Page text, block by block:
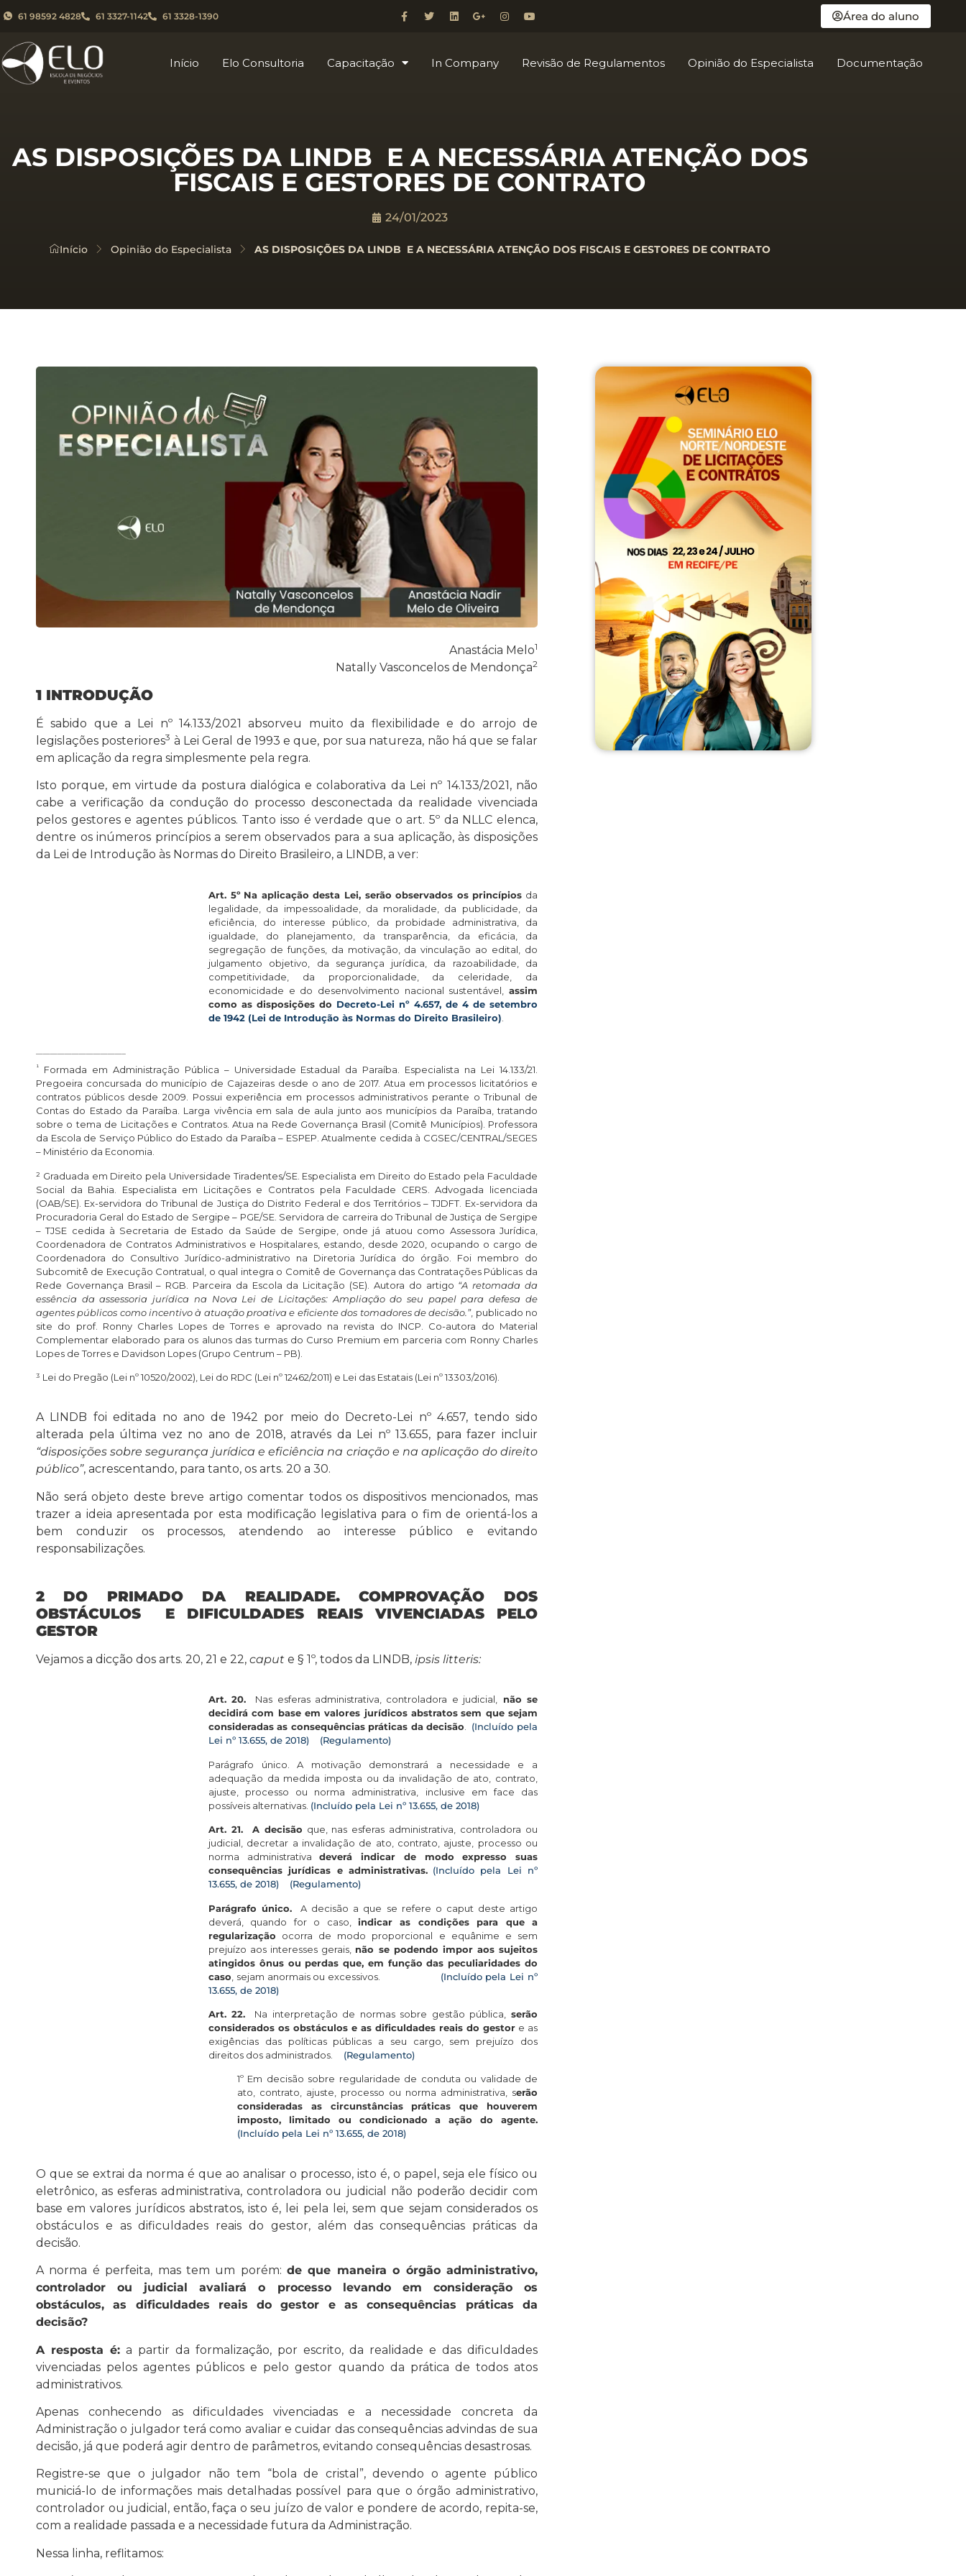
61 98592 4828 61 3327-1142 61 3328-1390 Área do aluno
Início Elo Consultoria Capacitação In Company Revisão de Regulamentos Opinião do Especialista Documentação
AS DISPOSIÇÕES DA LINDB E A NECESSÁRIA ATENÇÃO DOS
FISCAIS E GESTORES DE CONTRATO
24/01/2023
Início Opinião do Especialista AS DISPOSIÇÕES DA LINDB E A NECESSÁRIA ATENÇÃO DOS FISCAIS E GESTORES DE CONTRATO
Anastácia Melo1
Natally Vasconcelos de Mendonça2
1 INTRODUÇÃO
É sabido que a Lei nº 14.133/2021 absorveu muito da flexibilidade e do arrojo de
legislações posteriores3 à Lei Geral de 1993 e que, por sua natureza, não há que se falar
em aplicação da regra simplesmente pela regra.
Isto porque, em virtude da postura dialógica e colaborativa da Lei nº 14.133/2021, não
cabe a verificação da condução do processo desconectada da realidade vivenciada
pelos gestores e agentes públicos. Tanto isso é verdade que o art. 5º da NLLC elenca,
dentre os inúmeros princípios a serem observados para a sua aplicação, às disposições
da Lei de Introdução às Normas do Direito Brasileiro, a LINDB, a ver:
Art. 5º Na aplicação desta Lei, serão observados os princípios da
legalidade, da impessoalidade, da moralidade, da publicidade, da
eficiência, do interesse público, da probidade administrativa, da
igualdade, do planejamento, da transparência, da eficácia, da
segregação de funções, da motivação, da vinculação ao edital, do
julgamento objetivo, da segurança jurídica, da razoabilidade, da
competitividade, da proporcionalidade, da celeridade, da
economicidade e do desenvolvimento nacional sustentável, assim
como as disposições do Decreto-Lei nº 4.657, de 4 de setembro
de 1942 (Lei de Introdução às Normas do Direito Brasileiro)
————————————–
¹ Formada em Administração Pública – Universidade Estadual da Paraíba. Especialista na Lei 14.133/21.
Pregoeira concursada do município de Cajazeiras desde o ano de 2017. Atua em processos licitatórios e
contratos públicos desde 2009. Possui experiência em processos administrativos perante o Tribunal de
Contas do Estado da Paraíba. Larga vivência em sala de aula junto aos municípios da Paraíba, tratando
sobre o tema de Licitações e Contratos. Atua na Rede Governança Brasil (Comitê Municípios). Professora
da Escola de Serviço Público do Estado da Paraíba – ESPEP. Atualmente cedida à CGSEC/CENTRAL/SEGES
– Ministério da Economia.
² Graduada em Direito pela Universidade Tiradentes/SE. Especialista em Direito do Estado pela Faculdade
Social da Bahia. Especialista em Licitações e Contratos pela Faculdade CERS. Advogada licenciada
(OAB/SE). Ex-servidora do Tribunal de Justiça do Distrito Federal e dos Territórios – TJDFT. Ex-servidora da
Procuradoria Geral do Estado de Sergipe – PGE/SE. Servidora de carreira do Tribunal de Justiça de Sergipe
– TJSE cedida à Secretaria de Estado da Saúde de Sergipe, onde já atuou como Assessora Jurídica,
Coordenadora de Contratos Administrativos e Hospitalares, estando, desde 2020, ocupando o cargo de
Coordenadora do Consultivo Jurídico-administrativo na Diretoria Jurídica do órgão. Foi membro do
Subcomitê de Execução Contratual, o qual integra o Comitê de Governança das Contratações Públicas da
Rede Governança Brasil – RGB. Parceira da Escola da Licitação (SE). Autora do artigo “A retomada da
essência da assessoria jurídica na Nova Lei de Licitações: Ampliação do seu papel para defesa de
agentes públicos como incentivo à atuação proativa e eficiente dos tomadores de decisão.”, publicado no
site do prof. Ronny Charles Lopes de Torres e aprovado na revista do INCP. Co-autora do Material
Complementar elaborado para os alunos das turmas do Curso Premium em parceria com Ronny Charles
Lopes de Torres e Davidson Lopes (Grupo Centrum – PB).
³ Lei do Pregão (Lei nº 10520/2002), Lei do RDC (Lei nº 12462/2011) e Lei das Estatais (Lei nº 13303/2016).
A LINDB foi editada no ano de 1942 por meio do Decreto-Lei nº 4.657, tendo sido
alterada pela última vez no ano de 2018, através da Lei nº 13.655, para fazer incluir
“disposições sobre segurança jurídica e eficiência na criação e na aplicação do direito
público”, acrescentando, para tanto, os arts. 20 a 30.
Não será objeto deste breve artigo comentar todos os dispositivos mencionados, mas
trazer a ideia apresentada por esta modificação legislativa para o fim de orientá-los a
bem conduzir os processos, atendendo ao interesse público e evitando
responsabilizações.
2 DO PRIMADO DA REALIDADE. COMPROVAÇÃO DOS
OBSTÁCULOS E DIFICULDADES REAIS VIVENCIADAS PELO
GESTOR
Vejamos a dicção dos arts. 20, 21 e 22, caput e § 1º, todos da LINDB, ipsis litteris:
Art. 20. Nas esferas administrativa, controladora e judicial, não se
decidirá com base em valores jurídicos abstratos sem que sejam
consideradas as consequências práticas da decisão. (Incluído pela
Lei nº 13.655, de 2018)
(Regulamento)
Parágrafo único. A motivação demonstrará a necessidade e a
adequação da medida imposta ou da invalidação de ato, contrato,
ajuste, processo ou norma administrativa, inclusive em face das
possíveis alternativas. (Incluído pela Lei nº 13.655, de 2018)
Art. 21. A decisão que, nas esferas administrativa, controladora ou
judicial, decretar a invalidação de ato, contrato, ajuste, processo ou
norma administrativadeverá indicar de modo expresso suas
consequências jurídicas e administrativas. (Incluído pela Lei nº
13.655, de 2018)
(Regulamento)
Parágrafo único. A decisão a que se refere o caput deste artigo
deverá, quando for o caso, indicar as condições para que a
regularização ocorra de modo proporcional e equânime e sem
prejuízo aos interesses gerais, não se podendo impor aos sujeitos
atingidos ônus ou perdas que, em função das peculiaridades do
caso , sejam anormais ou excessivos. (Incluído pela Lei nº
13.655, de 2018)
Art. 22. Na interpretação de normas sobre gestão pública, serão
considerados os obstáculos e as dificuldades reais do gestore as
exigências das políticas públicas a seu cargo, sem prejuízo dos
direitos dos administrados. (Regulamento)
1º Em decisão sobre regularidade de conduta ou validade de
ato, contrato, ajuste, processo ou norma administrativa, serão
consideradas as circunstâncias práticas que houverem
imposto, limitado ou condicionado a ação do agente.
(Incluído pela Lei nº 13.655, de 2018)
O que se extrai da norma é que ao analisar o processo, isto é, o papel, seja ele físico ou
eletrônico, as esferas administrativa, controladora ou judicial não poderão decidir com
base em valores jurídicos abstratos, isto é, lei pela lei, sem que sejam considerados os
obstáculos e as dificuldades reais do gestor, além das consequências práticas da
decisão.
A norma é perfeita, mas tem um porém:de que maneira o órgão administrativo,
controlador ou judicial avaliará o processo levando em consideração os
obstáculos, as dificuldades reais do gestor e as consequências práticas da
decisão?
A resposta é: a partir da formalização, por escrito, da realidade e das dificuldades
vivenciadas pelos agentes públicos e pelo gestor quando da prática de todos atos
administrativos.
Apenas conhecendo as dificuldades vivenciadas e a necessidade concreta da
Administração o julgador terá como avaliar e cuidar das consequências advindas de sua
decisão, já que poderá agir dentro de parâmetros, evitando consequências desastrosas.
Registre-se que o julgador não tem “bola de cristal”, devendo o agente público
municiá-lo de informações mais detalhadas possível para que o órgão administrativo,
controlador ou judicial, então, faça o seu juízo de valor e pondere de acordo, repita-se,
com a realidade passada e a necessidade futura da Administração.
Nessa linha, reflitamos: